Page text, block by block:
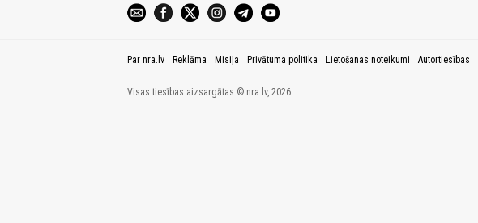
Par nra.lv Reklāma Misija Privātuma politika Lietošanas noteikumi Autortiesības
Visas tiesības aizsargātas © nra.lv, 2026